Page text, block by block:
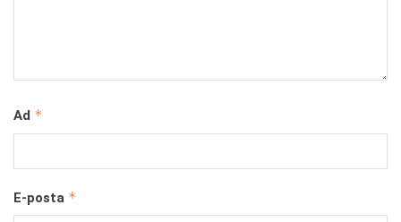
Ad *
E-posta *